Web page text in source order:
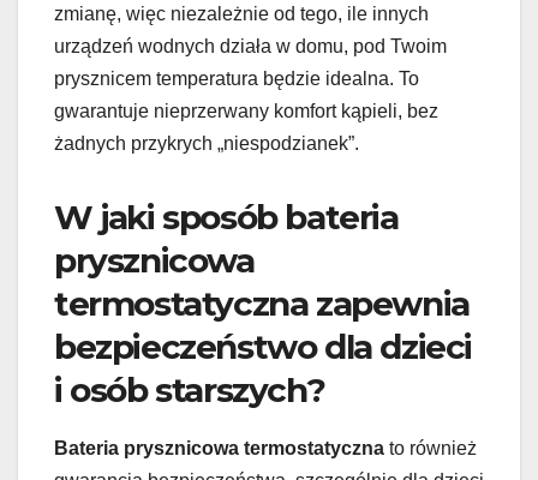
zmianę, więc niezależnie od tego, ile innych
urządzeń wodnych działa w domu, pod Twoim
prysznicem temperatura będzie idealna. To
gwarantuje nieprzerwany komfort kąpieli, bez
żadnych przykrych „niespodzianek”.
W jaki sposób bateria
prysznicowa
termostatyczna zapewnia
bezpieczeństwo dla dzieci
i osób starszych?
Bateria prysznicowa termostatyczna to również